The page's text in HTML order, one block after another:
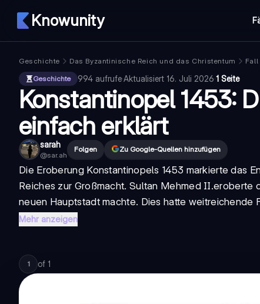
Knowunity
Geschichte Das Byzantinische Reich und das Christentum
Geschichte
994 aufrufe·Aktualisiert 16. Juli 2026·1 Seite
Konstantinopel 1453:
einfach erklärt
sarah
@sar.ah
Folgen Zu Google-Quellen hinzufügen
Die Eroberung Konstantinopels 1453 markierte das
Reiches zur Großmacht. Sultan Mehmed II.eroberte
neuen Hauptstadt machte. Dies hatte weitreichende
Mehr anzeigen
1 of 1